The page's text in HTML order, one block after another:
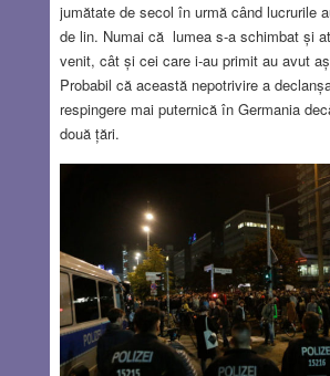
jumătate de secol în urmă când lucrurile
de lin. Numai că lumea s-a schimbat și
venit, cât și cei care i-au primit au avut
Probabil că această nepotrivire a
respingere mai puternică în Germania
două țări.